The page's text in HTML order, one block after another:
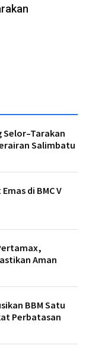
Salimbatu
di BMC V
Aman
BBM Satu
Perbatasan